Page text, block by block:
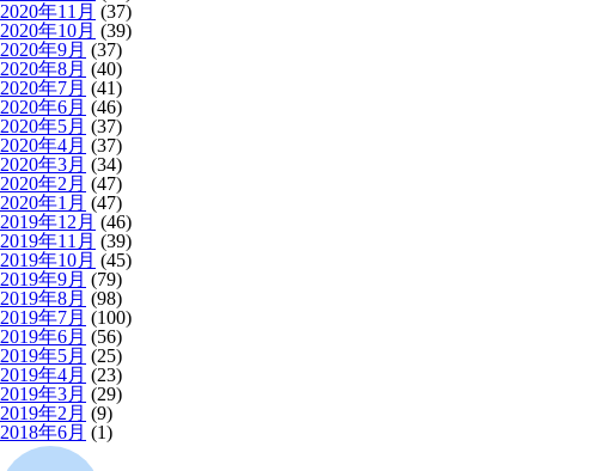
2020年11月 (37)
2020年10月 (39)
2020年9月 (37)
2020年8月 (40)
2020年7月 (41)
2020年6月 (46)
2020年5月 (37)
2020年4月 (37)
2020年3月 (34)
2020年2月 (47)
2020年1月 (47)
2019年12月 (46)
2019年11月 (39)
2019年10月 (45)
2019年9月 (79)
2019年8月 (98)
2019年7月 (100)
2019年6月 (56)
2019年5月 (25)
2019年4月 (23)
2019年3月 (29)
2019年2月 (9)
2018年6月 (1)